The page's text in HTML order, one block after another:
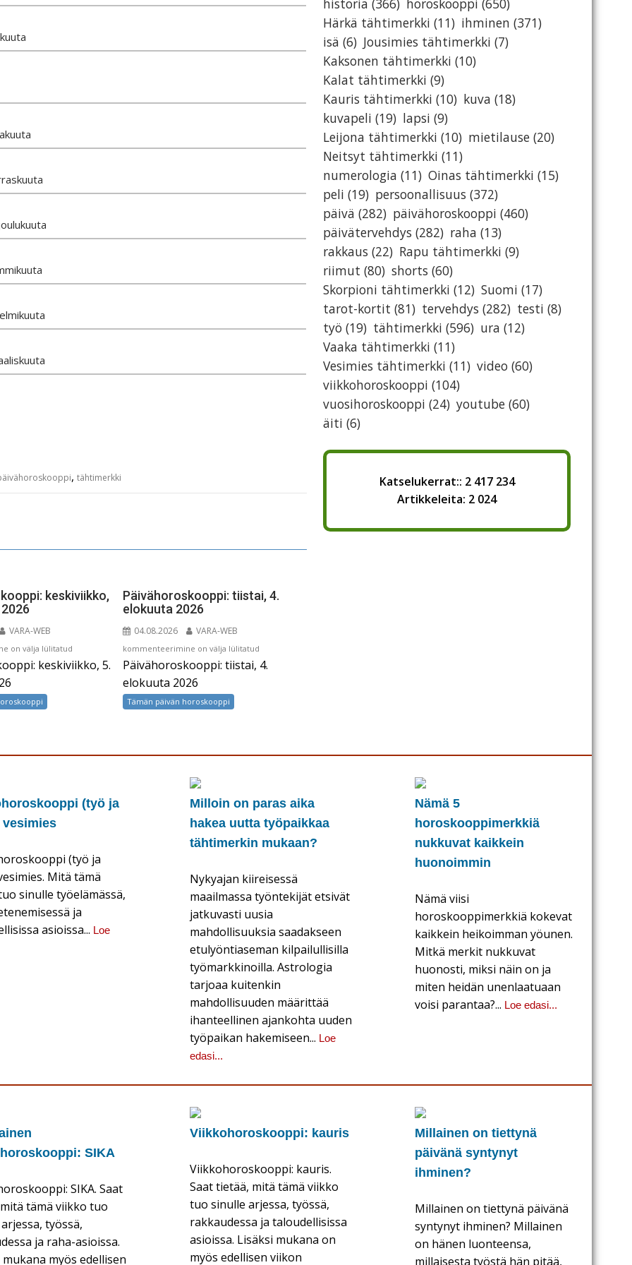
, tähtimerkki
keskiviikko,
VARA-WEB
on välja lülitatud
keskiviikko, 5.
Päivähoroskooppi: tiistai, 4.
elokuuta 2026
04.08.2026 VARA-WEB
Päivähoroskooppi:
tiistai,
4.
elokuuta
2026
kommenteerimine on välja lülitatud
Päivähoroskooppi: tiistai, 4.
elokuuta 2026
Tämän päivän horoskooppi
historia (366) horoskooppi (650)
Härkä tähtimerkki (11) ihminen (371)
isä (6) Jousimies tähtimerkki (7)
Kaksonen tähtimerkki (10)
Kalat tähtimerkki (9)
Kauris tähtimerkki (10) kuva (18)
kuvapeli (19) lapsi (9)
Leijona tähtimerkki (10) mietilause (20)
Neitsyt tähtimerkki (11)
numerologia (11) Oinas tähtimerkki (15)
peli (19) persoonallisuus (372)
päivä (282) päivähoroskooppi (460)
päivätervehdys (282) raha (13)
rakkaus (22) Rapu tähtimerkki (9)
riimut (80) shorts (60)
Skorpioni tähtimerkki (12) Suomi (17)
tarot-kortit (81) tervehdys (282) testi (8)
työ (19) tähtimerkki (596) ura (12)
Vaaka tähtimerkki (11)
Vesimies tähtimerkki (11) video (60)
viikkohoroskooppi (104)
vuosihoroskooppi (24) youtube (60)
äiti (6)
Katselukerrat:: 2 417 234
Artikkeleita: 2 024
(työ ja
vesimies
(työ ja
Mitä tämä
sinulle työelämässä,
ja
asioissa... Loe
Milloin on paras aika
hakea uutta työpaikkaa
tähtimerkin mukaan?
Nykyajan kiireisessä
maailmassa työntekijät etsivät
jatkuvasti uusia
mahdollisuuksia saadakseen
etulyöntiaseman kilpailullisilla
työmarkkinoilla. Astrologia
tarjoaa kuitenkin
mahdollisuuden määrittää
ihanteellinen ajankohta uuden
työpaikan hakemiseen... Loe
edasi...
Nämä 5
horoskooppimerkkiä
nukkuvat kaikkein
huonoimmin
Nämä viisi
horoskooppimerkkiä kokevat
kaikkein heikoimman yöunen.
Mitkä merkit nukkuvat
huonosti, miksi näin on ja
miten heidän unenlaatuaan
voisi parantaa?... Loe edasi...
SIKA
SIKA. Saat
tämä viikko tuo
työssä,
ja raha-asioissa.
myös edellisen
Viikkohoroskooppi: kauris
Viikkohoroskooppi: kauris.
Saat tietää, mitä tämä viikko
tuo sinulle arjessa, työssä,
rakkaudessa ja taloudellisissa
asioissa. Lisäksi mukana on
myös edellisen viikon
Millainen on tiettynä
päivänä syntynyt
ihminen?
Millainen on tiettynä päivänä
syntynyt ihminen? Millainen
on hänen luonteensa,
millaisesta työstä hän pitää,